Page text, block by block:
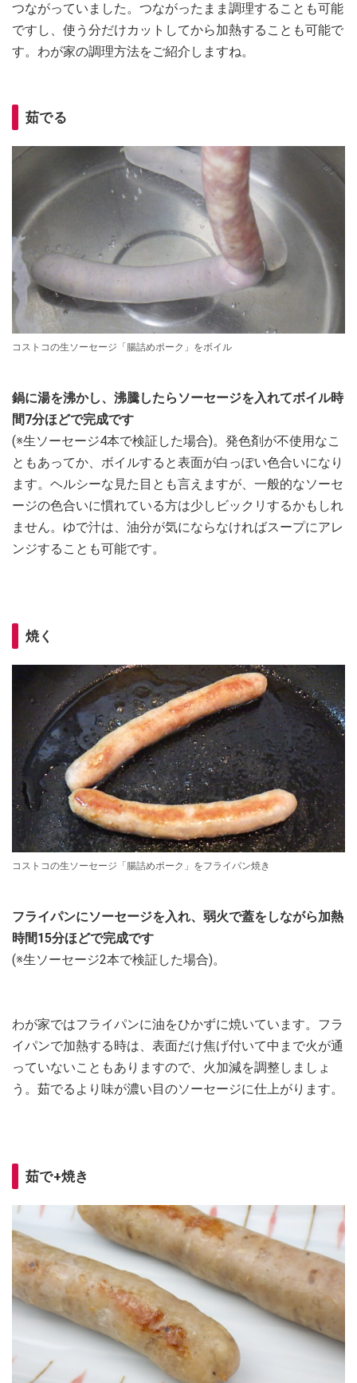
つながっていました。つながったまま調理することも可能
ですし、使う分だけカットしてから加熱することも可能で
す。わが家の調理方法をご紹介しますね。
茹でる
コストコの生ソーセージ「腸詰めポーク」をボイル
鍋に湯を沸かし、沸騰したらソーセージを入れてボイル時
間7分ほどで完成です
(※生ソーセージ4本で検証した場合)。発色剤が不使用なこ
ともあってか、ボイルすると表面が白っぽい色合いになり
ます。ヘルシーな見た目とも言えますが、一般的なソーセ
ージの色合いに慣れている方は少しビックリするかもしれ
ません。ゆで汁は、油分が気にならなければスープにアレ
ンジすることも可能です。
焼く
コストコの生ソーセージ「腸詰めポーク」をフライパン焼き
フライパンにソーセージを入れ、弱火で蓋をしながら加熱
時間15分ほどで完成です
(※生ソーセージ2本で検証した場合)。
わが家ではフライパンに油をひかずに焼いています。フラ
イパンで加熱する時は、表面だけ焦げ付いて中まで火が通
っていないこともありますので、火加減を調整しましょ
う。茹でるより味が濃い目のソーセージに仕上がります。
茹で+焼き